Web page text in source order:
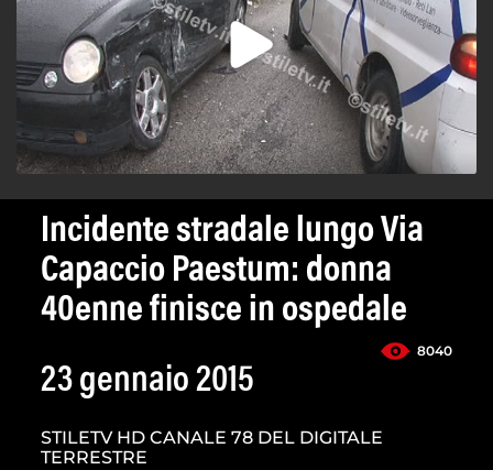
Incidente stradale lungo Via
Capaccio Paestum: donna
40enne finisce in ospedale
8040
23 gennaio 2015
STILETV HD CANALE 78 DEL DIGITALE
TERRESTRE